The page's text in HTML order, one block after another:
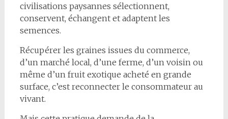
civilisations paysannes sélectionnent,
conservent, échangent et adaptent les
semences.
Récupérer les graines issues du commerce,
d’un marché local, d’une ferme, d’un voisin ou
même d’un fruit exotique acheté en grande
surface, c’est reconnecter le consommateur au
vivant.